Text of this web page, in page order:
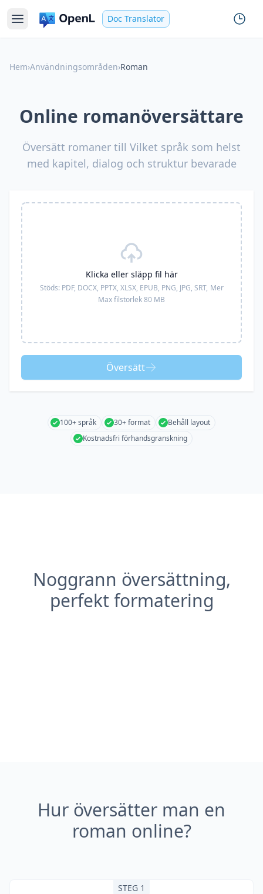
Doc Translator
Hem›Användningsområden›Roman
Online romanöversättare
Översätt romaner till Vilket språk som helst
med kapitel, dialog och struktur bevarade
Klicka eller släpp fil här
Stöds: PDF, DOCX, PPTX, XLSX, EPUB, PNG, JPG, SRT, Mer
Max filstorlek 80 MB
Översätt
100+ språk 30+ format
Behåll layout
Kostnadsfri förhandsgranskning
Noggrann översättning,
perfekt formatering
Hur översätter man en
roman online?
STEG 1